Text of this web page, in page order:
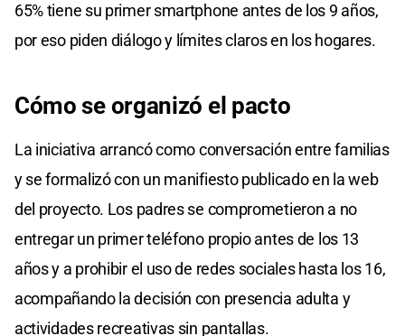
65% tiene su primer smartphone antes de los 9 años,
por eso piden diálogo y límites claros en los hogares.
Cómo se organizó el pacto
La iniciativa arrancó como conversación entre familias
y se formalizó con un manifiesto publicado en la web
del proyecto. Los padres se comprometieron a no
entregar un primer teléfono propio antes de los 13
años y a prohibir el uso de redes sociales hasta los 16,
acompañando la decisión con presencia adulta y
actividades recreativas sin pantallas.